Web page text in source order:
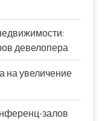
девелопера
на увеличение
залов